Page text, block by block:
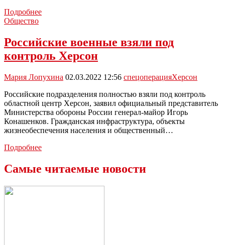
ПодробнееПесков
решить
вопрос
Херсонской
области
к
России
Общество
Российские военные взяли под
контроль Херсон
Мария Лопухина 02.03.2022 12:56 спецоперацияХерсон
Российские подразделения полностью взяли под контроль
областной центр Херсон, заявил официальный представитель
Министерства обороны России генерал-майор Игорь
Конашенков. Гражданская инфраструктура, объекты
жизнеобеспечения населения и общественный…
ПодробнееРоссийские
под
Самые читаемые новости